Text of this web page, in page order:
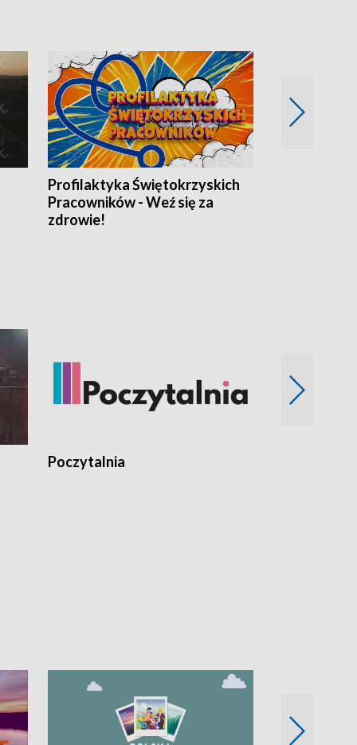
Profilaktyka Świętokrzyskich
Pracowników - Weź się za
zdrowie!
Poczytalnia